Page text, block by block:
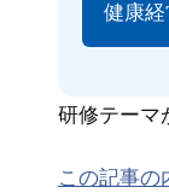
健康
研修テーマ
この記事の